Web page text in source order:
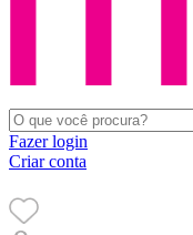
Fazer login
Criar conta